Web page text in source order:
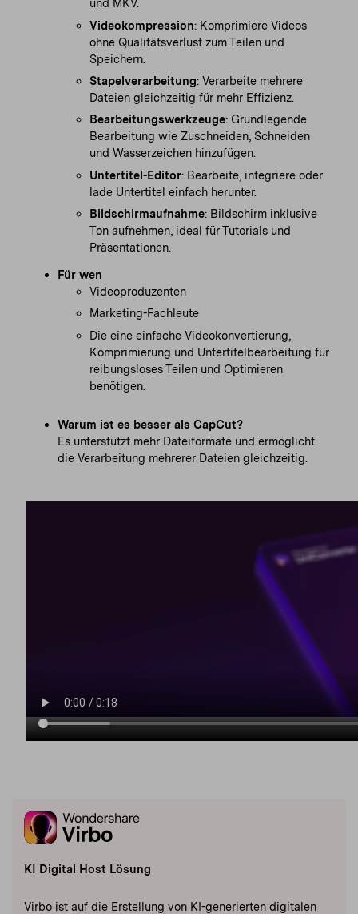
und MKV.
Videokompression: Komprimiere Videos
ohne Qualitätsverlust zum Teilen und
Speichern.
Stapelverarbeitung: Verarbeite mehrere
Dateien gleichzeitig für mehr Effizienz.
Bearbeitungswerkzeuge: Grundlegende
Bearbeitung wie Zuschneiden, Schneiden
und Wasserzeichen hinzufügen.
Untertitel-Editor: Bearbeite, integriere oder
lade Untertitel einfach herunter.
Bildschirmaufnahme: Bildschirm inklusive
Ton aufnehmen, ideal für Tutorials und
Präsentationen.
Für wen
Videoproduzenten
Marketing-Fachleute
Die eine einfache Videokonvertierung,
Komprimierung und Untertitelbearbeitung für
reibungsloses Teilen und Optimieren
benötigen.
Warum ist es besser als CapCut?
Es unterstützt mehr Dateiformate und ermöglicht
die Verarbeitung mehrerer Dateien gleichzeitig.
KI Digital Host Lösung
Virbo ist auf die Erstellung von KI-generierten digitalen